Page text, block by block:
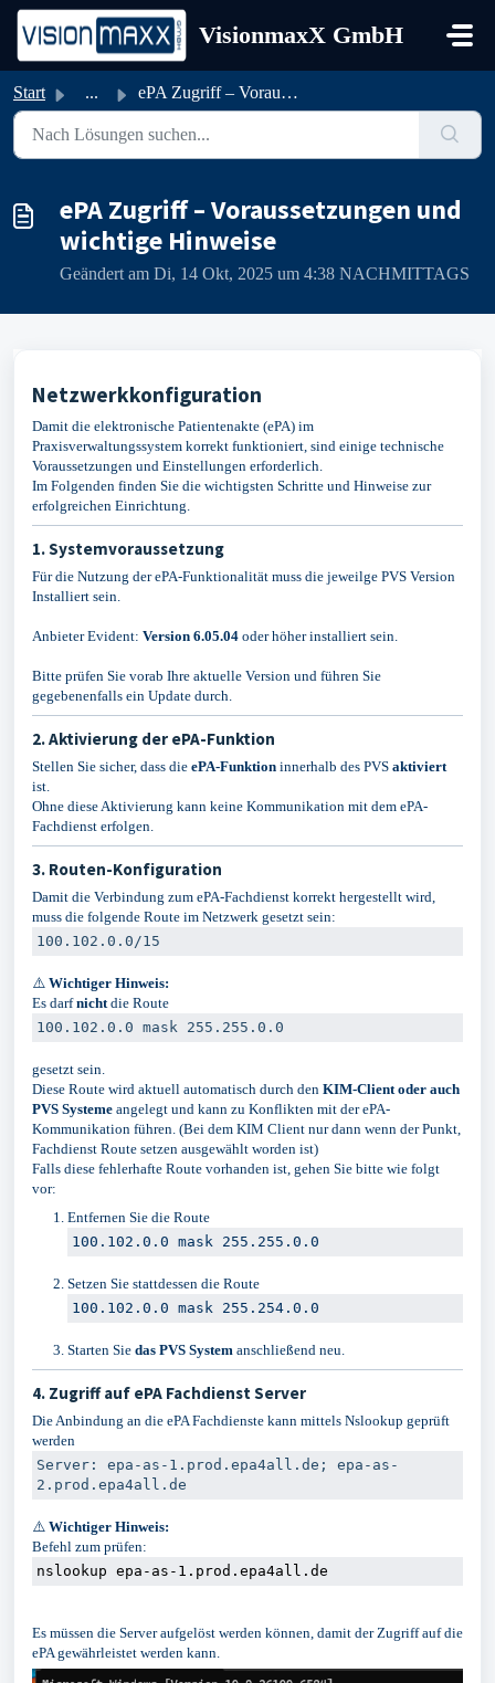
Zum hauptsächlichen Inhalt gehen
VisionmaxX GmbH
Start ... ePA Zugriff – Voraussetzungen und wichtige Hinweise
ePA Zugriff – Voraussetzungen und
wichtige Hinweise
Geändert am Di, 14 Okt, 2025 um 4:38 NACHMITTAGS
Netzwerkkonfiguration
Damit die elektronische Patientenakte (ePA) im
Praxisverwaltungssystem korrekt funktioniert, sind einige technische
Voraussetzungen und Einstellungen erforderlich.
Im Folgenden finden Sie die wichtigsten Schritte und Hinweise zur
erfolgreichen Einrichtung.
1. Systemvoraussetzung
Für die Nutzung der ePA-Funktionalität muss die jeweilge PVS Version
Installiert sein.
Anbieter Evident: Version 6.05.04 oder höher installiert sein.
Bitte prüfen Sie vorab Ihre aktuelle Version und führen Sie
gegebenenfalls ein Update durch.
2. Aktivierung der ePA-Funktion
Stellen Sie sicher, dass die ePA-Funktion innerhalb des PVS aktiviert
ist.
Ohne diese Aktivierung kann keine Kommunikation mit dem ePA-
Fachdienst erfolgen.
3. Routen-Konfiguration
Damit die Verbindung zum ePA-Fachdienst korrekt hergestellt wird,
muss die folgende Route im Netzwerk gesetzt sein:
⚠️ Wichtiger Hinweis:
Es darfnichtdie Route
100.102 . 0.0 mask 255.255 . 0.0
gesetzt sein.
Diese Route wird aktuell automatisch durch den KIM-Client oder auch
PVS Systeme angelegt und kann zu Konflikten mit der ePA-
Kommunikation führen. (Bei dem KIM Client nur dann wenn der Punkt,
Fachdienst Route setzen ausgewählt worden ist)
Falls diese fehlerhafte Route vorhanden ist, gehen Sie bitte wie folgt
vor:
Entfernen Sie die Route
100.102 . 0.0 mask 255.255 . 0.0
Setzen Sie stattdessen die Route
100.102 . 0.0 mask 255.254 . 0.0
Starten Sie das PVS System anschließend neu.
4. Zugriff auf ePA Fachdienst Server
Die Anbindung an die ePA Fachdienste kann mittels Nslookup geprüft
werden
Server: epa-as-1.prod.epa4all.de; epa-as-
⚠️ Wichtiger Hinweis:
Befehl zum prüfen:
nslookup epa-as-1.prod.epa4all.de
Es müssen die Server aufgelöst werden können, damit der Zugriff auf die
ePA gewährleistet werden kann.